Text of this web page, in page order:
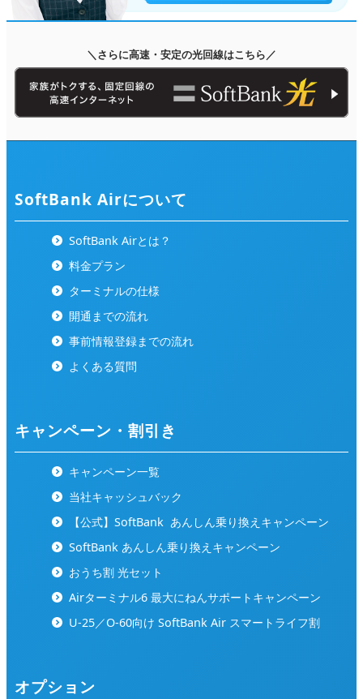
＼さらに高速・安定の光回線はこちら／
SoftBank Airについて
SoftBank Airとは？
料金プラン
ターミナルの仕様
開通までの流れ
事前情報登録までの流れ
よくある質問
キャンペーン・割引き
キャンペーン一覧
当社キャッシュバック
【公式】SoftBank あんしん乗り換えキャンペーン
SoftBank あんしん乗り換えキャンペーン
おうち割 光セット
Airターミナル6 最大にねんサポートキャンペーン
U-25／O-60向け SoftBank Air スマートライフ割
オプション